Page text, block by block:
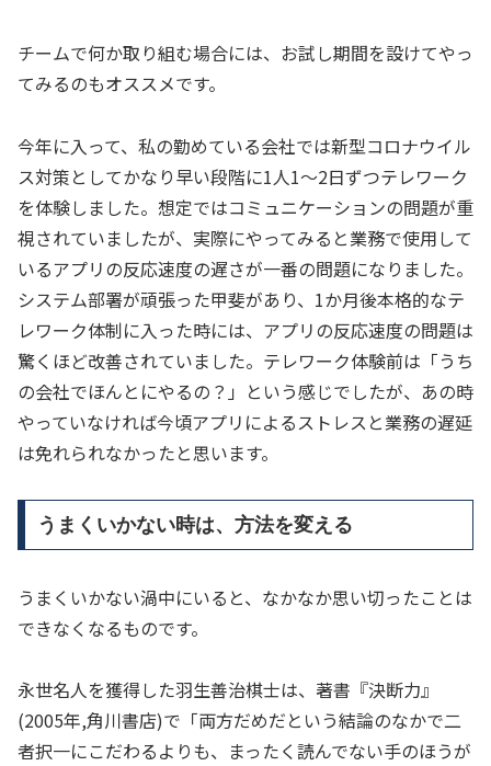
チームで何か取り組む場合には、お試し期間を設けてやっ
てみるのもオススメです。
今年に入って、私の勤めている会社では新型コロナウイル
ス対策としてかなり早い段階に1人1～2日ずつテレワーク
を体験しました。想定ではコミュニケーションの問題が重
視されていましたが、実際にやってみると業務で使用して
いるアプリの反応速度の遅さが一番の問題になりました。
システム部署が頑張った甲斐があり、1か月後本格的なテ
レワーク体制に入った時には、アプリの反応速度の問題は
驚くほど改善されていました。テレワーク体験前は「うち
の会社でほんとにやるの？」という感じでしたが、あの時
やっていなければ今頃アプリによるストレスと業務の遅延
は免れられなかったと思います。
うまくいかない時は、方法を変える
うまくいかない渦中にいると、なかなか思い切ったことは
できなくなるものです。
永世名人を獲得した羽生善治棋士は、著書『決断力』
(2005年,角川書店)で「両方だめだという結論のなかで二
者択一にこだわるよりも、まったく読んでない手のほうが